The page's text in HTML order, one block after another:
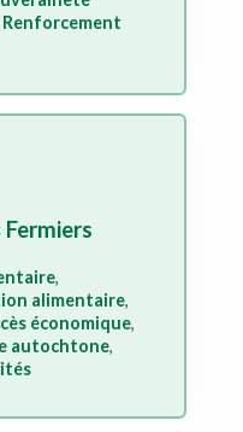
Renforcement
,
alimentaire,
économique,
autochtone,